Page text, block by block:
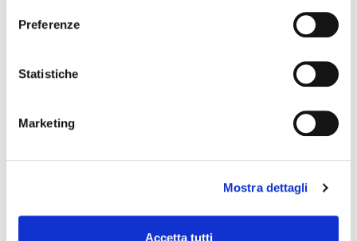
Preferenze
Statistiche
Marketing
Mostra dettagli
Accetta tutti
TÍTULO DO SLIDE 2
SLIDE 2 DA LEGENDA